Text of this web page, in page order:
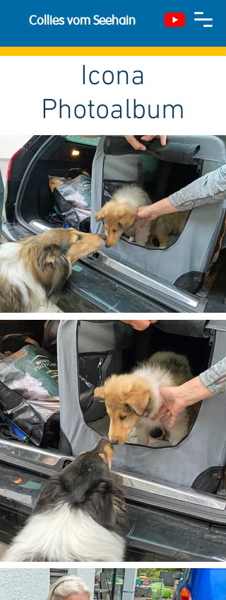
Collies vom Seehain
Icona
Photoalbum